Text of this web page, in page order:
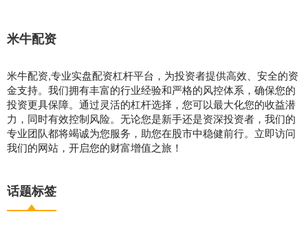
米牛配资
米牛配资,专业实盘配资杠杆平台，为投资者提供高效、安全的资
金支持。我们拥有丰富的行业经验和严格的风控体系，确保您的
投资更具保障。通过灵活的杠杆选择，您可以最大化您的收益潜
力，同时有效控制风险。无论您是新手还是资深投资者，我们的
专业团队都将竭诚为您服务，助您在股市中稳健前行。立即访问
我们的网站，开启您的财富增值之旅！
话题标签